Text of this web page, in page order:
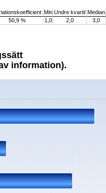
Min Undre kvartil Median
50,9 % 1,0 2,0 3,0
information).
categories.
values. Data ranges from 1 to 6.